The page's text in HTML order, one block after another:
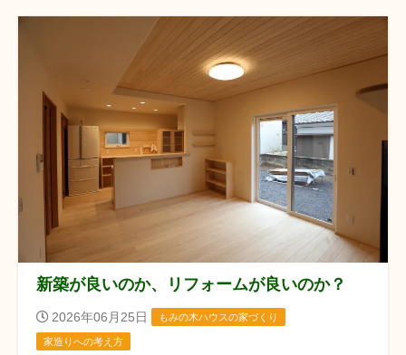
新築が良いのか、リフォームが良いのか？
2026年06月25日 もみの木ハウスの家づくり
家造りへの考え方